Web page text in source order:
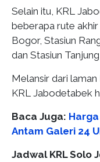
Selain itu, KRL
beberapa rute akhir
Bogor, Stasiun
dan Stasiun
Melansir dari
KRL Jabodetabek
Baca Juga:
Antam Galeri 24
Jadwal KRL Solo